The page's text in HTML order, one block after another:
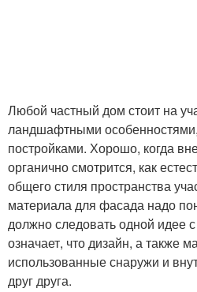
Любой частный дом стоит на
ландшафтными
постройками. Хорошо, когда
органично смотрится, как
общего стиля пространства
материала для фасада надо
должно следовать одной идее
означает, что дизайн, а также
использованные снаружи и
друг друга.